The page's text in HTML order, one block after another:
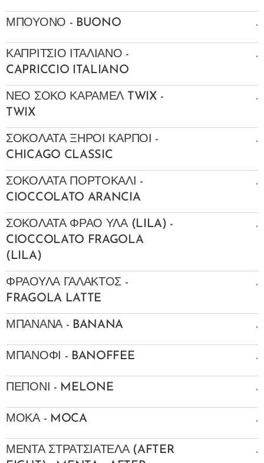
ΜΠΟΥΟΝΟ - BUONO .
ΚΑΠΡΙΤΣΙΟ ΙΤΑΛΙΑΝΟ -
CAPRICCIO ITALIANO
.
ΝΕΟ ΣΟΚΟ ΚΑΡΑΜΕΛ TWIX -
TWIX
.
ΣΟΚΟΛΑΤΑ ΞΗΡΟΙ ΚΑΡΠΟΙ -
CHICAGO CLASSIC
.
ΣΟΚΟΛΑΤΑ ΠΟΡΤΟΚΑΛΙ -
CIOCCOLATO ARANCIA
.
ΣΟΚΟΛΑΤΑ ΦΡΑΟ ΥΛΑ (LILA) -
CIOCCOLATO FRAGOLA
(LILA)
.
ΦΡΑΟΥΛΑ ΓΑΛΑΚΤΟΣ -
FRAGOLA LATTE
.
ΜΠΑΝΑΝΑ - BANANA .
ΜΠΑΝΟΦΙ - BANOFFEE .
ΠΕΠΟΝΙ - MELONE .
ΜΟΚΑ - MOCA .
ΜΕΝΤΑ ΣΤΡΑΤΣΙΑΤΕΛΑ (AFTER
.